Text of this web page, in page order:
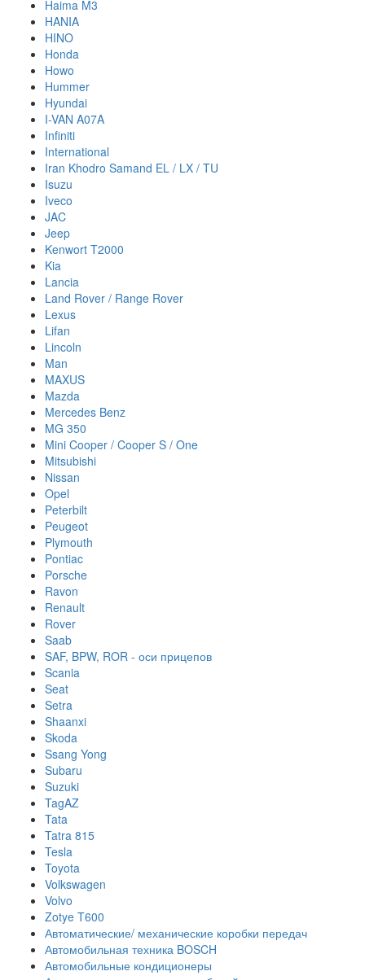
Haima M3
HANIA
HINO
Honda
Howo
Hummer
Hyundai
I-VAN A07A
Infiniti
International
Iran Khodro Samand EL / LX / TU
Isuzu
Iveco
JAC
Jeep
Kenwort T2000
Kia
Lancia
Land Rover / Range Rover
Lexus
Lifan
Lincoln
Man
MAXUS
Mazda
Mercedes Benz
MG 350
Mini Cooper / Cooper S / One
Mitsubishi
Nissan
Opel
Peterbilt
Peugeot
Plymouth
Pontiac
Porsche
Ravon
Renault
Rover
Saab
SAF, BPW, ROR - оси прицепов
Scania
Seat
Setra
Shaanxi
Skoda
Ssang Yong
Subaru
Suzuki
TagAZ
Tata
Tatra 815
Tesla
Toyota
Volkswagen
Volvo
Zotye T600
Автоматические/ механические коробки передач
Автомобильная техника BOSCH
Автомобильные кондиционеры